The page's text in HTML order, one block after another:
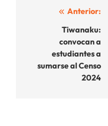
Navegación
entradas
Anterior:
Tiwanaku:
convocan a
estudiantes a
sumarse al Censo
2024